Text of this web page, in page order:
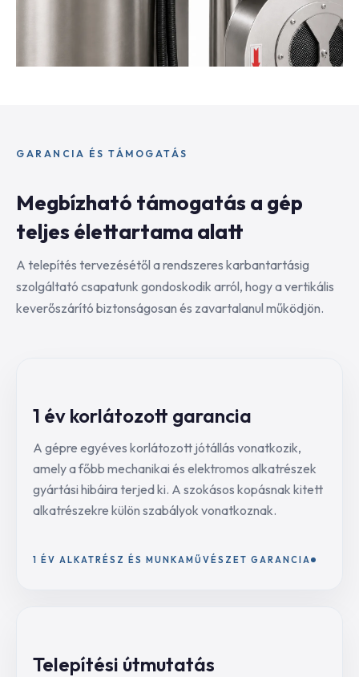
GARANCIA ÉS TÁMOGATÁS
Megbízható támogatás a gép
teljes élettartama alatt
A telepítés tervezésétől a rendszeres karbantartásig
szolgáltató csapatunk gondoskodik arról, hogy a vertikális
keverőszárító biztonságosan és zavartalanul működjön.
1 év korlátozott garancia
A gépre egyéves korlátozott jótállás vonatkozik,
amely a főbb mechanikai és elektromos alkatrészek
gyártási hibáira terjed ki. A szokásos kopásnak kitett
alkatrészekre külön szabályok vonatkoznak.
1 ÉV ALKATRÉSZ ÉS MUNKAMŰVÉSZET GARANCIA
Telepítési útmutatás